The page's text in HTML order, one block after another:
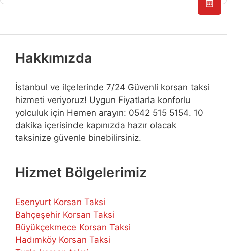
Hakkımızda
İstanbul ve ilçelerinde 7/24 Güvenli korsan taksi
hizmeti veriyoruz! Uygun Fiyatlarla konforlu
yolculuk için Hemen arayın: 0542 515 5154. 10
dakika içerisinde kapınızda hazır olacak
taksinize güvenle binebilirsiniz.
Hizmet Bölgelerimiz
Esenyurt Korsan Taksi
Bahçeşehir Korsan Taksi
Büyükçekmece Korsan Taksi
Hadımköy Korsan Taksi